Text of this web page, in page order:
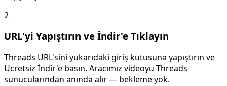
2
URL'yi Yapıştırın ve İndir'e Tıklayın
Threads URL'sini yukarıdaki giriş kutusuna yapıştırın ve
Ücretsiz İndir'e basın. Aracımız videoyu Threads
sunucularından anında alır — bekleme yok.